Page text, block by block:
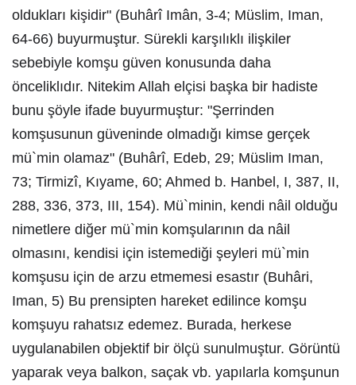
oldukları kişidir" (Buhârî Imân, 3-4; Müslim, Iman,
64-66) buyurmuştur. Sürekli karşılıklı ilişkiler
sebebiyle komşu güven konusunda daha
önceliklıdır. Nitekim Allah elçisi başka bir hadiste
bunu şöyle ifade buyurmuştur: "Şerrinden
komşusunun güveninde olmadığı kimse gerçek
mü`min olamaz" (Buhârî, Edeb, 29; Müslim Iman,
73; Tirmizî, Kıyame, 60; Ahmed b. Hanbel, I, 387, II,
288, 336, 373, III, 154). Mü`minin, kendi nâil olduğu
nimetlere diğer mü`min komşularının da nâil
olmasını, kendisi için istemediği şeyleri mü`min
komşusu için de arzu etmemesi esastır (Buhâri,
Iman, 5) Bu prensipten hareket edilince komşu
komşuyu rahatsız edemez. Burada, herkese
uygulanabilen objektif bir ölçü sunulmuştur. Görüntü
yaparak veya balkon, saçak vb. yapılarla komşunun